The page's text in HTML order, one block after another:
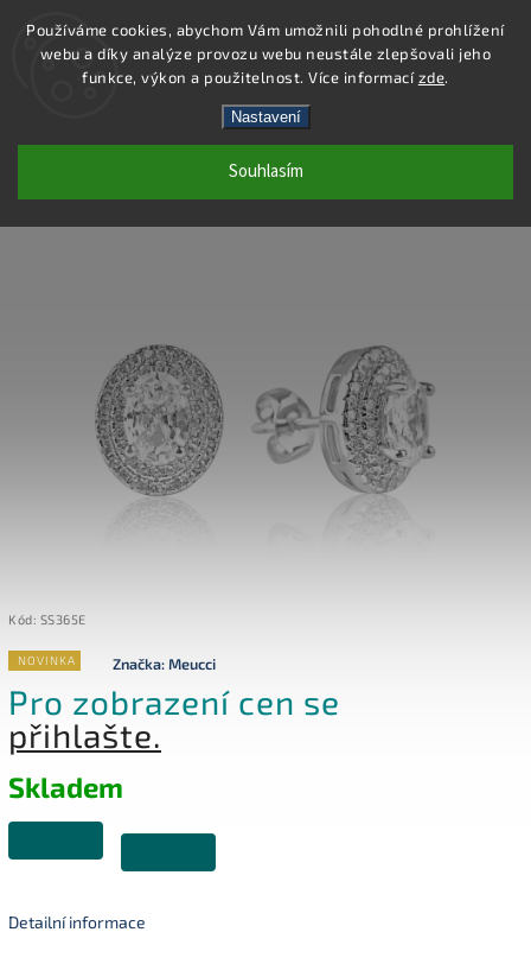
Používáme cookies, abychom Vám umožnili pohodlné prohlížení
webu a díky analýze provozu webu neustále zlepšovali jeho
funkce, výkon a použitelnost. Více informacízde.
Nastavení
Souhlasím
Hledat
SS365E - NÁUŠNICE AG 925/1000
Kód: SS365E
NOVINKA Značka:Meucci
Pro zobrazení cen se
přihlašte.
Skladem
Detailní informace